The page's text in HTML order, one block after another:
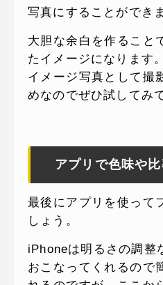
写真にすることができ
大胆な余白を作ること
たイメージになります。
イメージ写真として撮
めなのでぜひ試してみ
アプリで色味や
最後にアプリを使って
しょう。
iPhoneは明るさの調整
おこなってくれるので